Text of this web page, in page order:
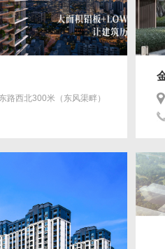
路西北300米（东风渠畔）